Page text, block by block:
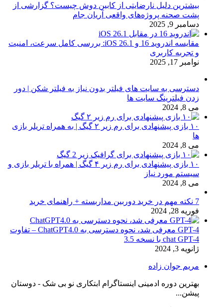
بیشترین دلیل نارضایتی از کابین دوش چیست؟ گزارشی از
پشت صحنه پروژه‌های واقعی آریان جام
دسامبر 9, 2025
مقایسه اندروید 16 و iOS 26.1: بررسی کامل سرعت، امنیت
و تجربه کاربری
نوامبر 17, 2025
دسترسی به سایت های فیلتر بدون نیاز به فیلتر شکن | دور
زدن فیلترینگ سایت ها
می 8, 2024
۱۰ بازی پیشنهادی برای رم زیر ۲ گیگ | به همراه تریلر بازی
ها
می 8, 2024
۱۰ بازی پیشنهادی برای رم زیر ۴ گیگ | همراه با تریلر بازی و
سیستم مورد نیاز
می 8, 2024
7 نکته مهم در خرید دوربین مداربسته + راهنمای خرید
فوریه 28, 2024
GPT-4 معرفی شد، نحوه دسترسی به ChatGPT4.0 – تفاوت
chat GPT-4 با نسخه 3.5
ژانویه 3, 2024
مریم جوان زاده
بهترین دوره ادمینی اینستاگرام ابتکاری نو بی شک - دوستان
پیشن...